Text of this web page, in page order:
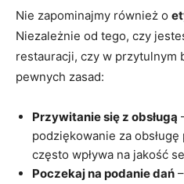
Nie zapominajmy również o
Niezależnie od tego, czy
restauracji, czy w przytulnym
pewnych zasad:
Przywitanie się z obsługą
podziękowanie za obsługę
często wpływa na jakość
Poczekaj na podanie dań